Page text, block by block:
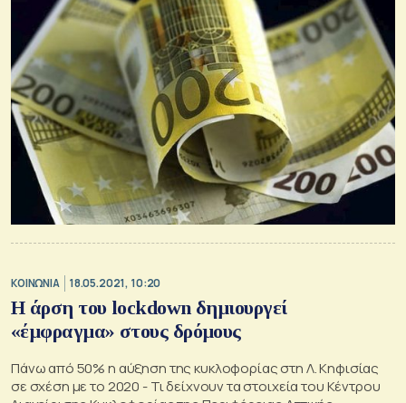
ΚΟΙΝΩΝΙΑ 18.05.2021, 10:20
Η άρση του lockdown δημιουργεί
«έμφραγμα» στους δρόμους
Πάνω από 50% η αύξηση της κυκλοφορίας στη Λ. Κηφισίας
σε σχέση με το 2020 - Τι δείχνουν τα στοιχεία του Κέντρου